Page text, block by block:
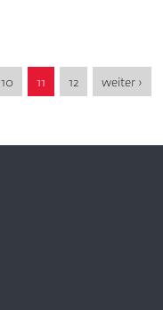
10 11 12 weiter ›